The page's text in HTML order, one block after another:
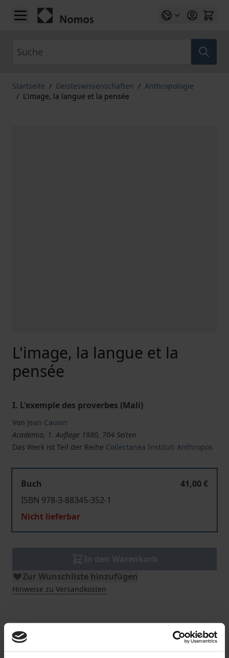
Zum Inhalt springen
Startseite / Geisteswissenschaften / Anthropologie
/ L'image, la langue et la pensée
L'image, la langue et la
pensée
I. L'exemple des proverbes (Mali)
Von Jean Cauvin
Academia, 1. Auflage 1980, 704 Seiten
Das Werk ist Teil der Reihe Collectanea Instituti Anthropos
Buch
41,00 €
ISBN 978-3-88345-352-1
Nicht lieferbar
Zur Wunschliste hinzufügen
Hinweise zu Versandkosten
Bibliografische Angaben